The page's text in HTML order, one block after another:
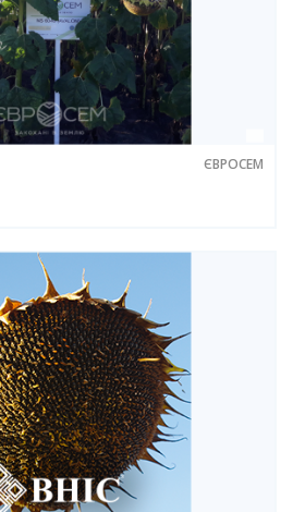
ЄВРОСЕМ